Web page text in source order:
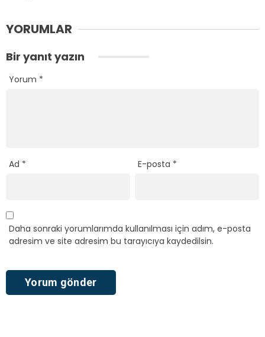
YORUMLAR
Bir yanıt yazın
Yorum *
Ad * E-posta *
Daha sonraki yorumlarımda kullanılması için adım, e-posta
adresim ve site adresim bu tarayıcıya kaydedilsin.